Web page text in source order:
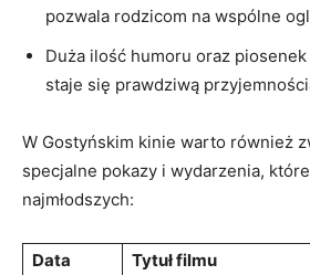
pozwala rodzicom na wspólne
Duża ilość humoru oraz
staje się prawdziwą
W Gostyńskim kinie warto również
specjalne pokazy i wydarzenia,
najmłodszych:
Data Tytuł filmu